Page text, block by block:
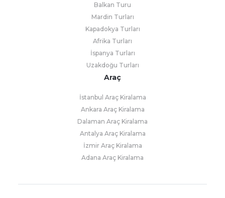
Balkan Turu
Mardin Turları
Kapadokya Turları
Afrika Turları
İspanya Turları
Uzakdoğu Turları
Araç
İstanbul Araç Kiralama
Ankara Araç Kiralama
Dalaman Araç Kiralama
Antalya Araç Kiralama
İzmir Araç Kiralama
Adana Araç Kiralama